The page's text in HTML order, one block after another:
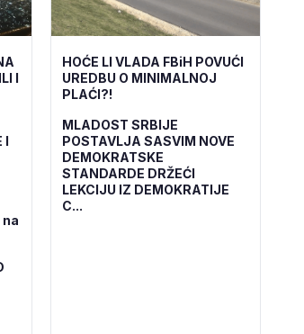
I
I
HOĆE LI VLADA FBiH POVUĆI
UREDBU O MINIMALNOJ
PLAĆI?!
MLADOST SRBIJE
POSTAVLJA SASVIM NOVE
DEMOKRATSKE
STANDARDE DRŽEĆI
LEKCIJU IZ DEMOKRATIJE
C...